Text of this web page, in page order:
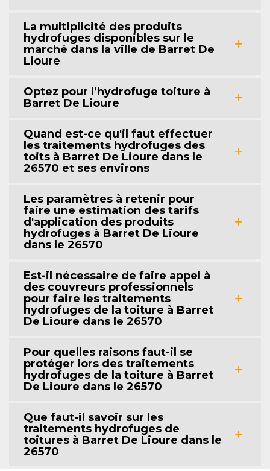
La multiplicité des produits
hydrofuges disponibles sur le
marché dans la ville de Barret De
Lioure
Optez pour l’hydrofuge toiture à
Barret De Lioure
Quand est-ce qu'il faut effectuer
les traitements hydrofuges des
toits à Barret De Lioure dans le
26570 et ses environs
Les paramètres à retenir pour
faire une estimation des tarifs
d'application des produits
hydrofuges à Barret De Lioure
dans le 26570
Est-il nécessaire de faire appel à
des couvreurs professionnels
pour faire les traitements
hydrofuges de la toiture à Barret
De Lioure dans le 26570
Pour quelles raisons faut-il se
protéger lors des traitements
hydrofuges de la toiture à Barret
De Lioure dans le 26570
Que faut-il savoir sur les
traitements hydrofuges de
toitures à Barret De Lioure dans le
26570